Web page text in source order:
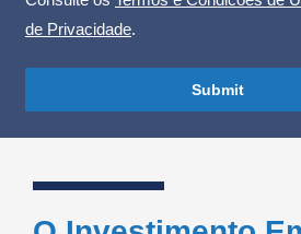
de Privacidade.